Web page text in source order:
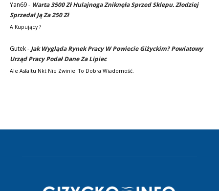
Yan69- Warta 3500 Zł Hulajnoga Zniknęła Sprzed Sklepu. Złodziej
Sprzedał Ją Za 250 Zł
A Kupujący ?
Gutek- Jak Wygląda Rynek Pracy W Powiecie Giżyckim? Powiatowy
Urząd Pracy Podał Dane Za Lipiec
Ale Asfaltu Nkt Nie Zwinie. To Dobra Wiadomość.